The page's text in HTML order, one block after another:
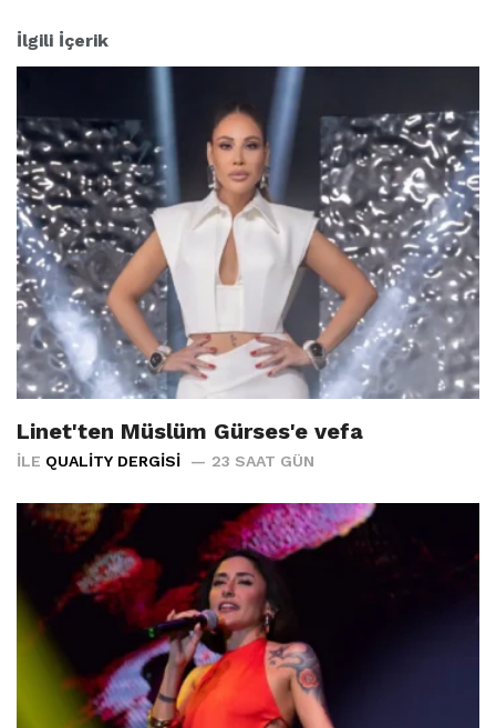
İlgili İçerik
Linet'ten Müslüm Gürses'e vefa
İLE QUALITY DERGISI 23 SAAT GÜN